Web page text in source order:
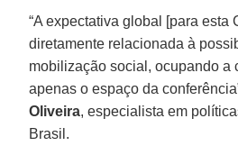
“A expectativa global [para esta
diretamente relacionada à
mobilização social, ocupando a
apenas o espaço da
Oliveira, especialista em
Brasil.